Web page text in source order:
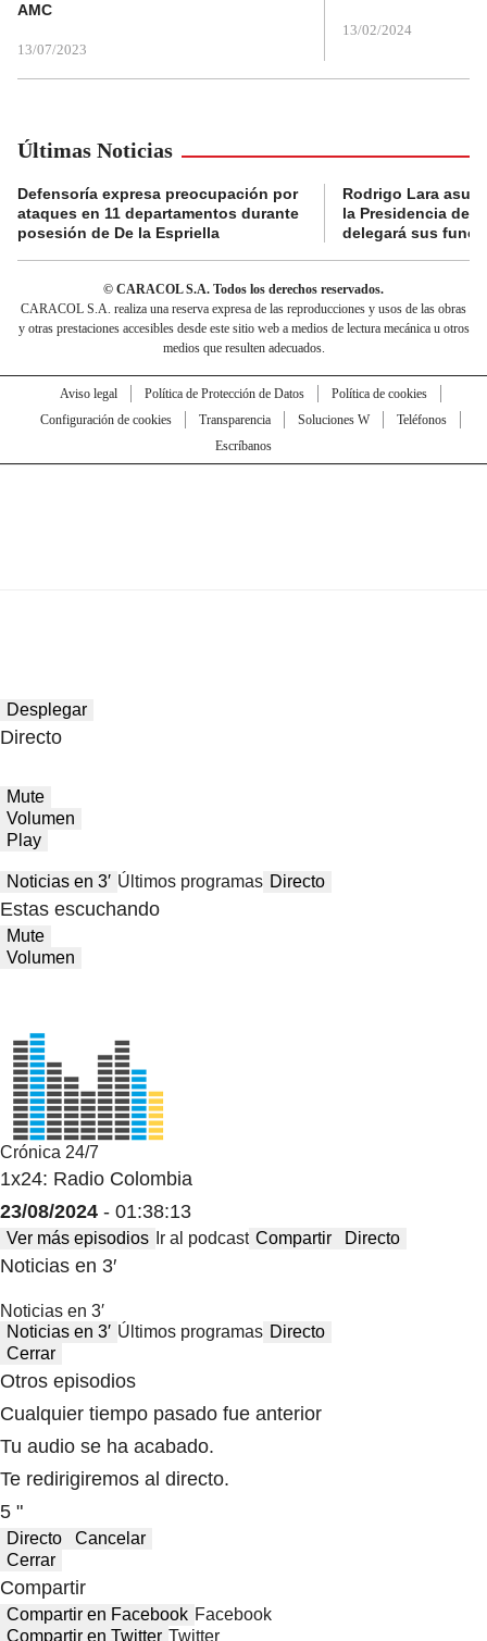
AMC
13/07/2023
13/02/2024
Últimas Noticias
Defensoría expresa preocupación por
ataques en 11 departamentos durante
posesión de De la Espriella
Rodrigo Lara
la Presidencia del
delegará sus
© CARACOL S.A. Todos los derechos reservados.
CARACOL S.A. realiza una reserva expresa de las reproducciones y usos de las obras
y otras prestaciones accesibles desde este sitio web a medios de lectura mecánica u otros
medios que resulten adecuados.
Aviso legal Política de Protección de Datos
Política de cookies
Configuración de cookies
Transparencia Soluciones W
Teléfonos
Escríbanos
Desplegar
Directo
Mute
Volumen
Play
Noticias en 3′ Últimos programas Directo
Estas escuchando
Mute
Volumen
Crónica 24/7
1x24: Radio Colombia
23/08/2024 - 01:38:13
Ver más episodios Ir al podcast Compartir Directo
Noticias en 3′
Noticias en 3′
Noticias en 3′ Últimos programas Directo
Cerrar
Otros episodios
Cualquier tiempo pasado fue anterior
Tu audio se ha acabado.
Te redirigiremos al directo.
5 "
Directo
Cancelar
Cerrar
Compartir
Compartir en Facebook Facebook
Compartir en Twitter Twitter